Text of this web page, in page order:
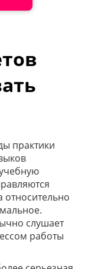
практики
относительно
слушает
работы